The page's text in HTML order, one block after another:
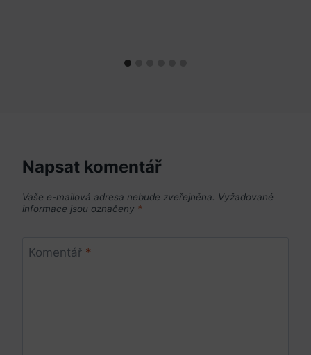
Napsat komentář
Vaše e-mailová adresa nebude zveřejněna. Vyžadované
informace jsou označeny *
Komentář *